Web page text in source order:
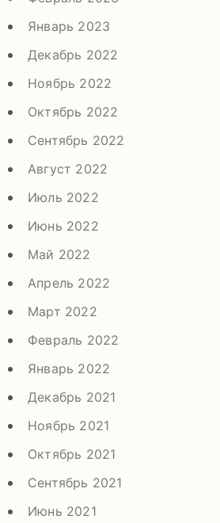
Январь 2023
Декабрь 2022
Ноябрь 2022
Октябрь 2022
Сентябрь 2022
Август 2022
Июль 2022
Июнь 2022
Май 2022
Апрель 2022
Март 2022
Февраль 2022
Январь 2022
Декабрь 2021
Ноябрь 2021
Октябрь 2021
Сентябрь 2021
Июнь 2021